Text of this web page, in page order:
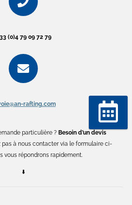
Réserver
(0)4 79 09 72 79
rafting.com
particulière ? Besoin d’un devis
pas à nous contacter via le formulaire ci-
vous répondrons rapidement.
⬇️